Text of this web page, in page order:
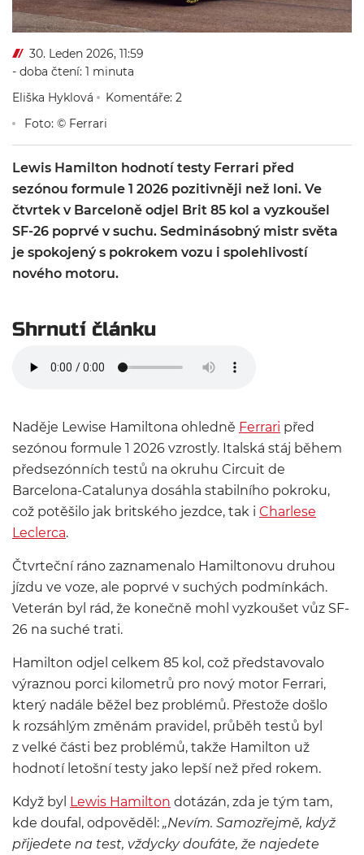
30. Leden 2026, 11:59
- doba čtení: 1 minuta
Eliška Hyklová
Komentáře: 2
Foto: © Ferrari
Lewis Hamilton hodnotí testy Ferrari před
sezónou formule 1 2026 pozitivněji než loni. Ve
čtvrtek v Barceloně odjel Brit 85 kol a vyzkoušel
SF-26 poprvé v suchu. Sedminásobný mistr světa
je spokojený s pokrokem vozu i spolehlivostí
nového motoru.
Shrnutí článku
Naděje Lewise Hamiltona ohledně Ferrari před
sezónou formule 1 2026 vzrostly. Italská stáj během
předsezónních testů na okruhu Circuit de
Barcelona-Catalunya dosáhla stabilního pokroku,
což potěšilo jak britského jezdce, tak i Charlese
Leclerca.
Čtvrteční ráno zaznamenalo Hamiltonovu druhou
jízdu ve voze, ale poprvé v suchých podmínkách.
Veterán byl rád, že konečně mohl vyzkoušet vůz SF-
26 na suché trati.
Hamilton odjel celkem 85 kol, což představovalo
výraznou porci kilometrů pro nový motor Ferrari,
který nadále běžel bez problémů. Přestože došlo
k rozsáhlým změnám pravidel, průběh testů byl
z velké části bez problémů, takže Hamilton už
hodnotí letošní testy jako lepší než před rokem.
Když byl Lewis Hamilton dotázán, zda je tým tam,
kde doufal, odpověděl: „Nevím. Samozřejmě, když
přijedete na test, vždycky doufáte, že najedete